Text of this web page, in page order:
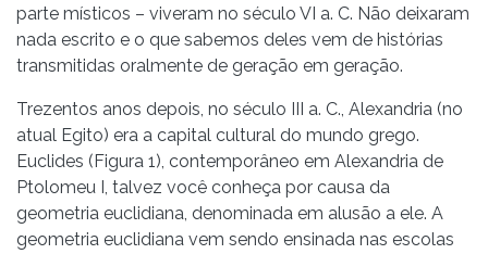
parte místicos – viveram no século VI a. C. Não deixaram
nada escrito e o que sabemos deles vem de histórias
transmitidas oralmente de geração em geração.
Trezentos anos depois, no século III a. C., Alexandria (no
atual Egito) era a capital cultural do mundo grego.
Euclides (Figura 1), contemporâneo em Alexandria de
Ptolomeu I, talvez você conheça por causa da
geometria euclidiana, denominada em alusão a ele. A
geometria euclidiana vem sendo ensinada nas escolas